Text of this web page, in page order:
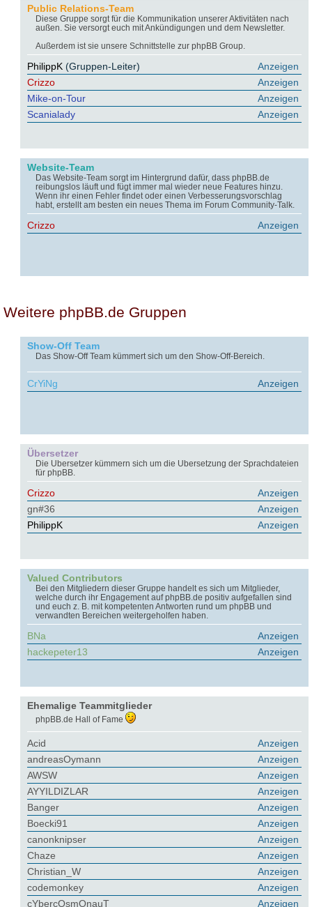
Public Relations-Team
Diese Gruppe sorgt für die Kommunikation unserer Aktivitäten nach
außen. Sie versorgt euch mit Ankündigungen und dem Newsletter.
Außerdem ist sie unsere Schnittstelle zur phpBB Group.
Anzeigen
PhilippK (Gruppen-Leiter)
Anzeigen
Crizzo
Anzeigen
Mike-on-Tour
Anzeigen
Scanialady
Website-Team
Das Website-Team sorgt im Hintergrund dafür, dass phpBB.de
reibungslos läuft und fügt immer mal wieder neue Features hinzu.
Wenn ihr einen Fehler findet oder einen Verbesserungsvorschlag
habt, erstellt am besten ein neues Thema im Forum Community-Talk.
Anzeigen
Crizzo
Weitere phpBB.de Gruppen
Show-Off Team
Das Show-Off Team kümmert sich um den Show-Off-Bereich.
Anzeigen
CrYiNg
Übersetzer
Die Übersetzer kümmern sich um die Übersetzung der Sprachdateien
für phpBB.
Anzeigen
Crizzo
Anzeigen
gn#36
Anzeigen
PhilippK
Valued Contributors
Bei den Mitgliedern dieser Gruppe handelt es sich um Mitglieder,
welche durch ihr Engagement auf phpBB.de positiv aufgefallen sind
und euch z. B. mit kompetenten Antworten rund um phpBB und
verwandten Bereichen weitergeholfen haben.
Anzeigen
BNa
Anzeigen
hackepeter13
Ehemalige Teammitglieder
phpBB.de Hall of Fame
Anzeigen
Acid
Anzeigen
andreasOymann
Anzeigen
AWSW
Anzeigen
AYYILDIZLAR
Anzeigen
Banger
Anzeigen
Boecki91
Anzeigen
canonknipser
Anzeigen
Chaze
Anzeigen
Christian_W
Anzeigen
codemonkey
Anzeigen
cYbercOsmOnauT